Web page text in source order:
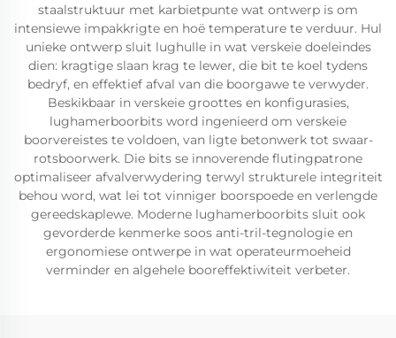
staalstruktuur met karbietpunte wat ontwerp is om
intensiewe impakkrigte en hoë temperature te verduur. Hul
unieke ontwerp sluit lughulle in wat verskeie doeleindes
dien: kragtige slaan krag te lewer, die bit te koel tydens
bedryf, en effektief afval van die boorgawe te verwyder.
Beskikbaar in verskeie groottes en konfigurasies,
lughamerboorbits word ingenieerd om verskeie
boorvereistes te voldoen, van ligte betonwerk tot swaar-
rotsboorwerk. Die bits se innoverende flutingpatrone
optimaliseer afvalverwydering terwyl strukturele integriteit
behou word, wat lei tot vinniger boorspoede en verlengde
gereedskaplewe. Moderne lughamerboorbits sluit ook
gevorderde kenmerke soos anti-tril-tegnologie en
ergonomiese ontwerpe in wat operateurmoeheid
verminder en algehele booreffektiwiteit verbeter.